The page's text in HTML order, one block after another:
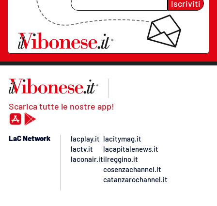
Iscriviti
Scarica tutte le nostre app!
LaC Network
lacplay.it
lactv.it
laconair.it
lacitymag.it
lacapitalenews.it
ilreggino.it
cosenzachannel.it
catanzarochannel.it